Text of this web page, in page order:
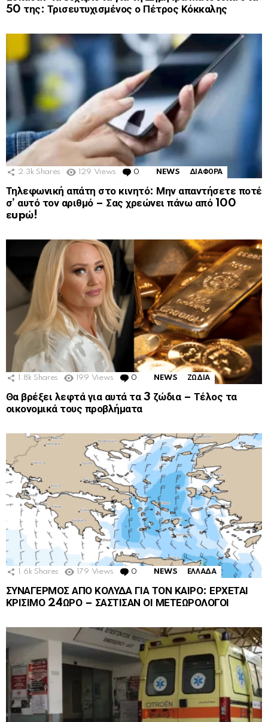
50 της: Τρισευτυχισμένος ο Πέτρος Κόκκαλης
2.3k Shares 129 Views 0 Comments
NEWS ΔΙΑΦΟΡΑ
Τηλεφωνική απάτη στο κινητό: Μην απαντήσετε ποτέ
σ’ αυτό τον αριθμό – Σας χρεώνει πάνω από 100
εupώ!
1.8k Shares 199 Views 0 Comments
NEWS ΖΩΔΙΑ
Θα βρέξει λεφτά για αυτά τα 3 ζώδια – Τέλος τα
οικονομικά τους προβλήματα
1.6k Shares 179 Views 0 Comments
NEWS ΕΛΛΑΔΑ
ΣΥΝΑΓΕΡΜΟΣ ΑΠΟ ΚΟΛΥΔΑ ΓΙΑ ΤΟΝ ΚΑΙΡΟ: ΕΡΧΕΤΑΙ
ΚΡΙΣΙΜΟ 24ΩΡΟ – ΣΑΣΤΙΣΑΝ ΟΙ ΜΕΤΕΩΡΟΛΟΓΟΙ